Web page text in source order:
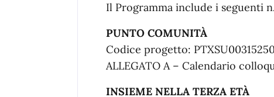
Il Programma include i seguenti
PUNTO COMUNITÀ
Codice progetto:
ALLEGATO A – Calendario
INSIEME NELLA TERZA ETÀ